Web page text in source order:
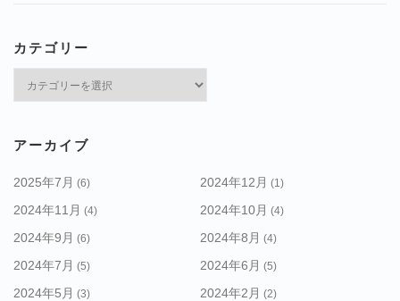
カテゴリー
ー
アーカイブ
2025年7月 (6) 2024年12月 (1)
2024年11月 (4) 2024年10月 (4)
2024年9月 (6) 2024年8月 (4)
2024年7月 (5) 2024年6月 (5)
2024年5月 (3) 2024年2月 (2)